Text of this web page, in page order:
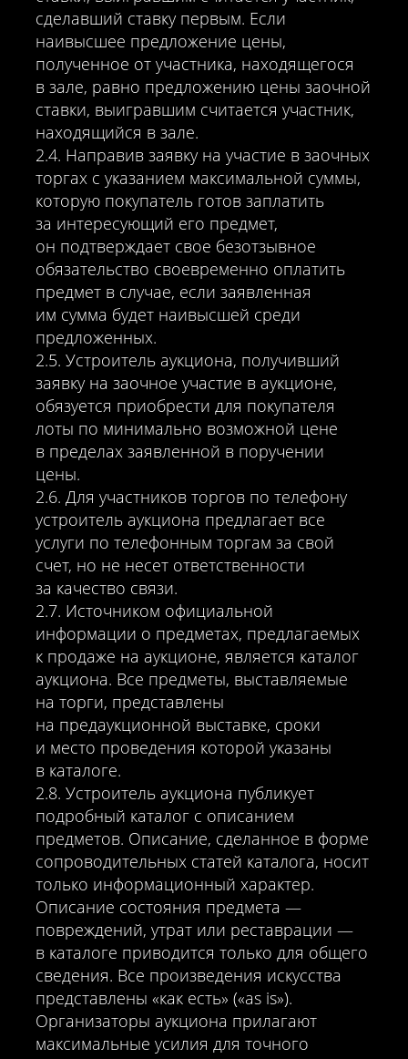
сделавший ставку первым. Если
наивысшее предложение цены,
полученное от участника, находящегося
в зале, равно предложению цены заочной
ставки, выигравшим считается участник,
находящийся в зале.
2.4. Направив заявку на участие в заочных
торгах с указанием максимальной суммы,
которую покупатель готов заплатить
за интересующий его предмет,
он подтверждает свое безотзывное
обязательство своевременно оплатить
предмет в случае, если заявленная
им сумма будет наивысшей среди
предложенных.
2.5. Устроитель аукциона, получивший
заявку на заочное участие в аукционе,
обязуется приобрести для покупателя
лоты по минимально возможной цене
в пределах заявленной в поручении
цены.
2.6. Для участников торгов по телефону
устроитель аукциона предлагает все
услуги по телефонным торгам за свой
счет, но не несет ответственности
за качество связи.
2.7. Источником официальной
информации о предметах, предлагаемых
к продаже на аукционе, является каталог
аукциона. Все предметы, выставляемые
на торги, представлены
на предаукционной выставке, сроки
и место проведения которой указаны
в каталоге.
2.8. Устроитель аукциона публикует
подробный каталог с описанием
предметов. Описание, сделанное в форме
сопроводительных статей каталога, носит
только информационный характер.
Описание состояния предмета —
повреждений, утрат или реставрации —
в каталоге приводится только для общего
сведения. Все произведения искусства
представлены «как есть» («as is»).
Организаторы аукциона прилагают
максимальные усилия для точного